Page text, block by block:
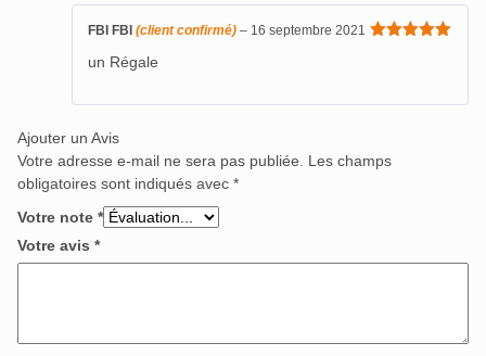
FBI FBI (client confirmé) – 16 septembre 2021
un Régale
Ajouter un Avis
Votre adresse e-mail ne sera pas publiée. Les champs
obligatoires sont indiqués avec *
Votre note *
Votre avis *